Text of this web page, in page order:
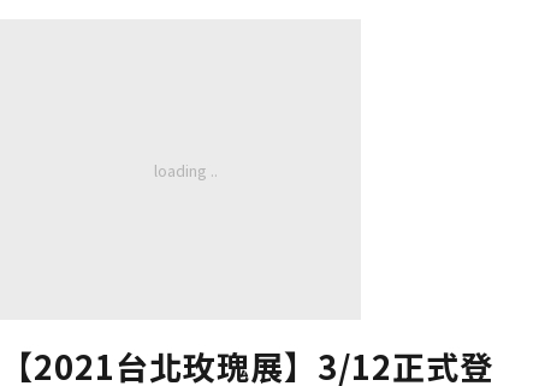
【2021台北玫瑰展】3/12正式登